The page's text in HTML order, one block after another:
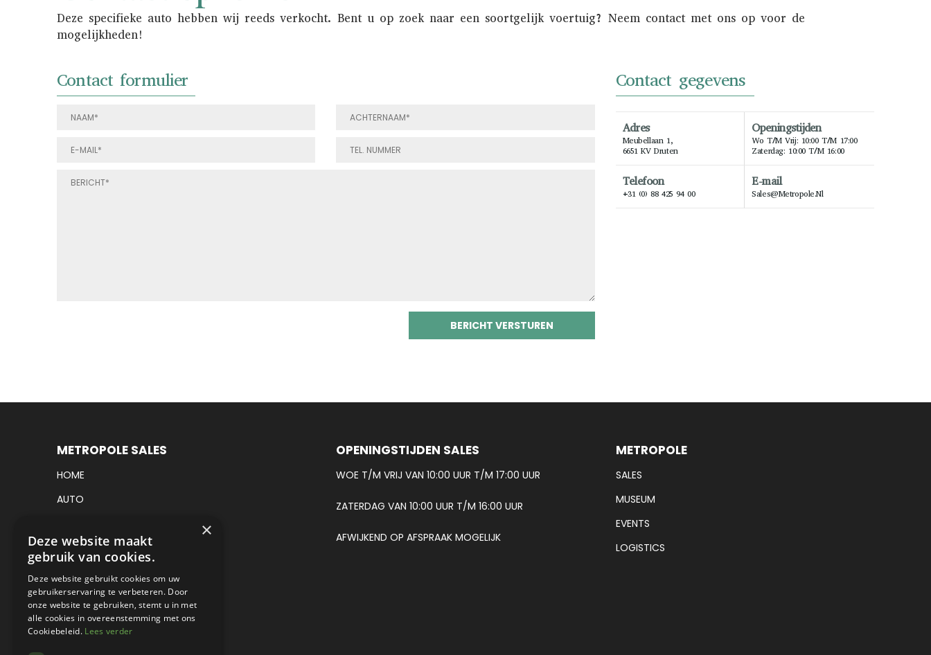
Deze specifieke auto hebben wij reeds verkocht. Bent u op zoek naar een soortgelijk voertuig? Neem contact met ons op voor de
mogelijkheden!
Contact formulier Contact gegevens
Adres
Meubellaan 1,
6651 KV Druten
Openingstijden
Wo T/m Vrij: 10:00 T/m 17:00
Zaterdag: 10:00 T/m 16:00
Telefoon
+31 (0) 88 425 94 00
E-mail
Sales@metropole.nl
METROPOLE SALES
HOME
AUTO
VERKOCHT
DETAILING
WERKPLAATS EN RESTAURATIE
OPENINGSTIJDEN SALES
WOE T/M VRIJ VAN 10:00 UUR T/M 17:00 UUR
ZATERDAG VAN 10:00 UUR T/M 16:00 UUR
AFWIJKEND OP AFSPRAAK MOGELIJK
METROPOLE
SALES
MUSEUM
EVENTS
LOGISTICS
×
Deze website maakt
gebruik van cookies.
Deze website gebruikt cookies om uw
gebruikerservaring te verbeteren. Door
onze website te gebruiken, stemt u in met
alle cookies in overeenstemming met ons
Cookiebeleid. Lees verder